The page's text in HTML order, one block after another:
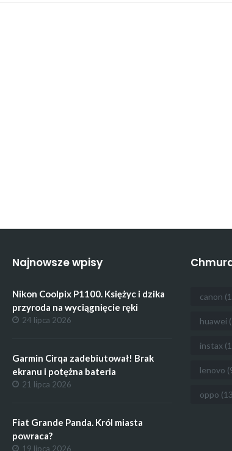
Najnowsze wpisy
Nikon Coolpix P1100. Księżyc i dzika
przyroda na wyciągnięcie ręki
24 lipca 2026
Garmin Cirqa zadebiutował! Brak
ekranu i potężna bateria
21 lipca 2026
Fiat Grande Panda. Król miasta
powraca?
19 lipca 2026
canon
huawei
instax
lenovo
oppo